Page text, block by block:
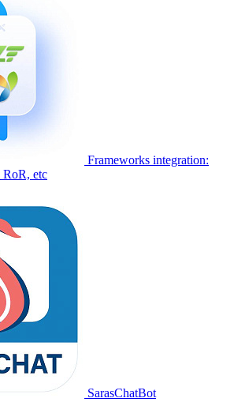
Frameworks integration:
etc
SarasChatBot